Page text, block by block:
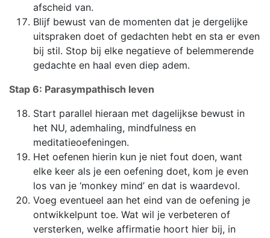
afscheid van.
Blijf bewust van de momenten dat je dergelijke
uitspraken doet of gedachten hebt en sta er even
bij stil. Stop bij elke negatieve of belemmerende
gedachte en haal even diep adem.
Stap 6: Parasympathisch leven
Start parallel hieraan met dagelijkse bewust in
het NU, ademhaling, mindfulness en
meditatieoefeningen.
Het oefenen hierin kun je niet fout doen, want
elke keer als je een oefening doet, kom je even
los van je ‘monkey mind’ en dat is waardevol.
Voeg eventueel aan het eind van de oefening je
ontwikkelpunt toe. Wat wil je verbeteren of
versterken, welke affirmatie hoort hier bij, in